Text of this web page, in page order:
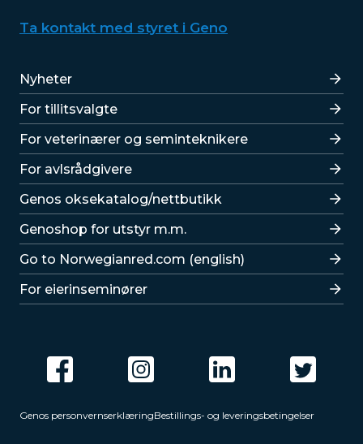
Ta kontakt med styret i Geno
Lenker
Nyheter
For tillitsvalgte
For veterinærer og seminteknikere
For avlsrådgivere
Lenker
Genos oksekatalog/nettbutikk
Genoshop for utstyr m.m.
Go to Norwegianred.com (english)
For eierinseminører
Genos personvernserklæringBestillings- og leveringsbetingelser